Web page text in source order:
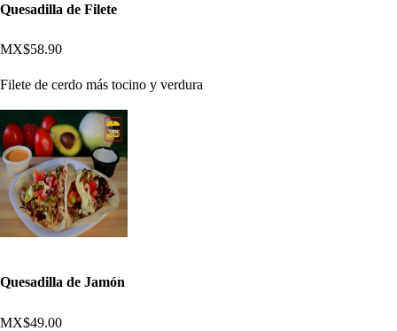
Quesadilla de Filete
MX$58.90
Filete de cerdo más tocino y verdura
Quesadilla de Jamón
MX$49.00